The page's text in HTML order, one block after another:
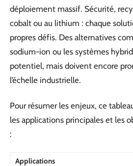
déploiement massif. Sécurité,
cobalt ou au lithium : chaque
propres défis. Des alternatives
sodium-ion ou les systèmes
potentiel, mais doivent encore
l’échelle industrielle.
Pour résumer les enjeux, ce
les applications principales et les
:
Applications